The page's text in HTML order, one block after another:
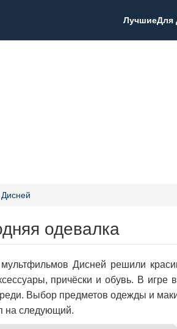
ЛучшиеДля
Дисней
одевалка
мультфильмов Дисней решили
причёски и обувь. В игре
Выбор предметов одежды и
на следующий.